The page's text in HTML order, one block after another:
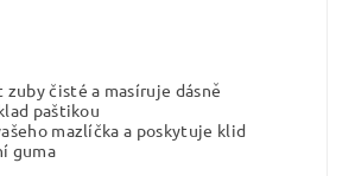
zuby čisté a masíruje dásně
paštikou
mazlíčka a poskytuje klid
guma